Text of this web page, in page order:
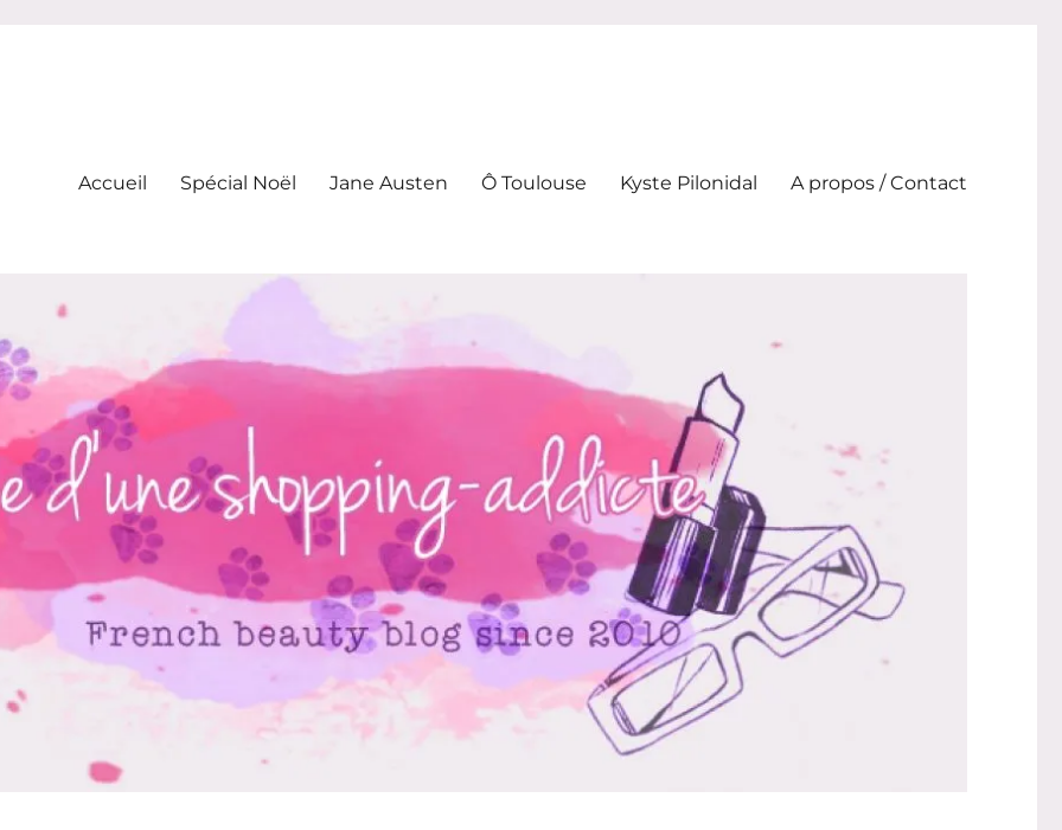
Accueil Spécial Noël Jane Austen Ô Toulouse Kyste Pilonidal A propos / Contact